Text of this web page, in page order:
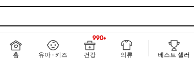
홈 유아 · 키즈 건강
NEW
990+
의류
베스트 셀러